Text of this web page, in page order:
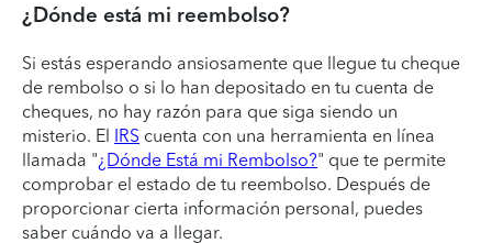
¿Dónde está mi reembolso?
Si estás esperando ansiosamente que llegue tu cheque
de rembolso o si lo han depositado en tu cuenta de
cheques, no hay razón para que siga siendo un
misterio. El IRS cuenta con una herramienta en línea
llamada "¿Dónde Está mi Rembolso?" que te permite
comprobar el estado de tu reembolso. Después de
proporcionar cierta información personal, puedes
saber cuándo va a llegar.